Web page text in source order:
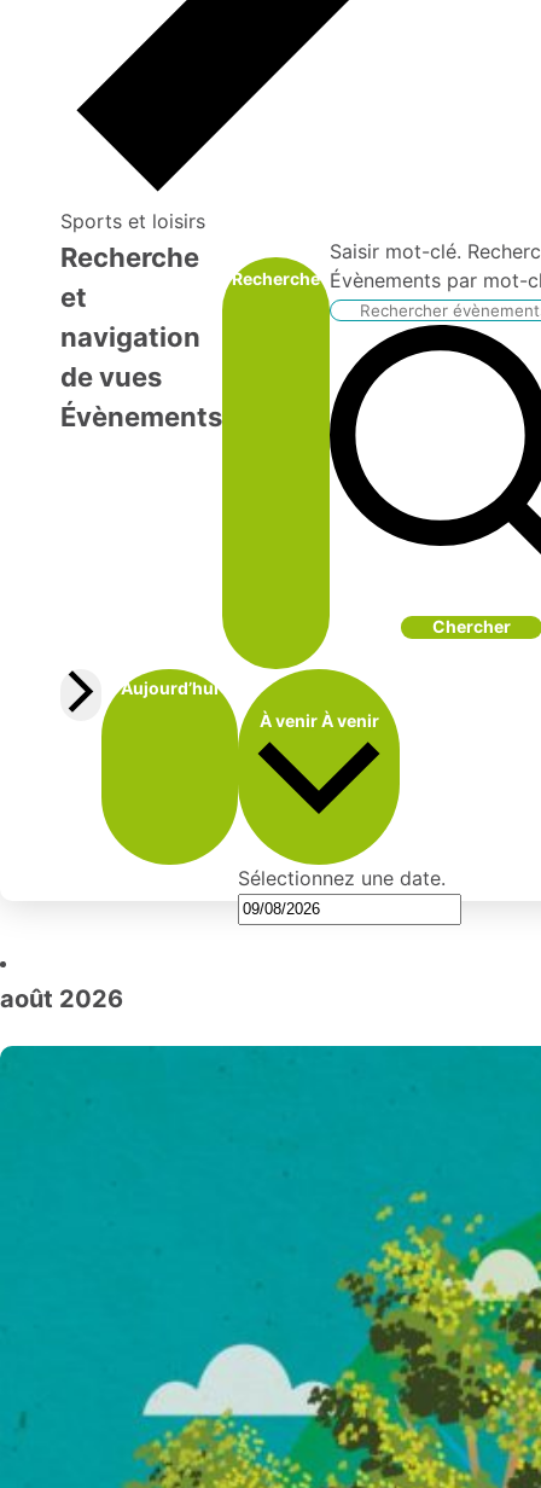
Sports et loisirs
Recherche
et
navigation
de vues
Évènements
Recherche
Saisir mot-clé.
Évènements par mot-
Chercher
Aujourd’hui
À venirÀ venir
Sélectionnez une date.
août 2026